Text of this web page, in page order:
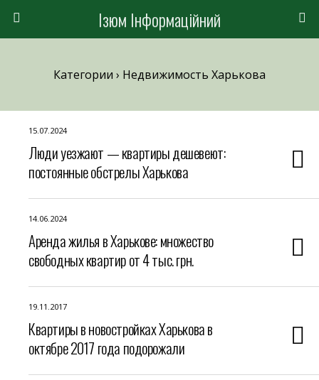
Ізюм Інформаційний
Категории › Недвижимость Харькова
15.07.2024
Люди уезжают — квартиры дешевеют:
постоянные обстрелы Харькова
14.06.2024
Аренда жилья в Харькове: множество
свободных квартир от 4 тыс. грн.
19.11.2017
Квартиры в новостройках Харькова в
октябре 2017 года подорожали